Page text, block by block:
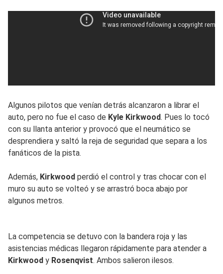
Algunos pilotos que venían detrás alcanzaron a librar el
auto, pero no fue el caso de Kyle Kirkwood. Pues lo tocó
con su llanta anterior y provocó que el neumático se
desprendiera y saltó la reja de seguridad que separa a los
fanáticos de la pista.
Además, Kirkwood perdió el control y tras chocar con el
muro su auto se volteó y se arrastró boca abajo por
algunos metros.
La competencia se detuvo con la bandera roja y las
asistencias médicas llegaron rápidamente para atender a
Kirkwood y Rosenqvist. Ambos salieron ilesos.